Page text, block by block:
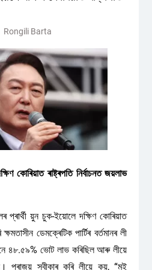
Rongili Barta
কোৰিয়াত ৰাষ্ট্ৰপতি নিৰ্বাচনত জয়লাভ
প্ৰাৰ্থী য়ুন চুক-ইয়োলে দক্ষিণ কোৰিয়াত
ডেমক্ৰেটিক পাৰ্টিৰ বৰ্তমানৰ লী
৪৮.৫৯% ভোট লাভ কৰিছিল আৰু লীয়ে
পৰাজয় স্বীকাৰ কৰি লীয়ে কয়, “মই